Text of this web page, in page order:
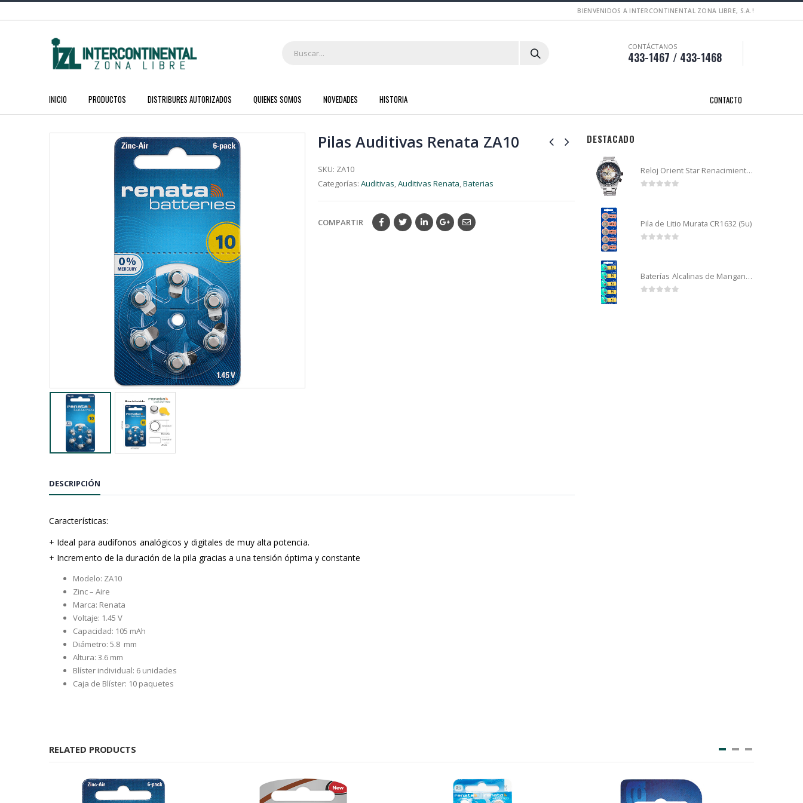
BIENVENIDOS A INTERCONTINENTAL ZONA LIBRE, S.A.!
CONTÁCTANOS
433-1467 / 433-1468
INICIO PRODUCTOS DISTRIBURES AUTORIZADOS QUIENES SOMOS NOVEDADES HISTORIA CONTACTO
Pilas Auditivas Renata ZA10
SKU: ZA10
Categorías: Auditivas,Auditivas Renata,Baterias
COMPARTIR
DESCRIPCIÓN
Características:
+ Ideal para audífonos analógicos y digitales de muy alta potencia.
+ Incremento de la duración de la pila gracias a una tensión óptima y constante
Modelo: ZA10
Zinc – Aire
Marca: Renata
Voltaje: 1.45 V
Capacidad: 105 mAh
Diámetro: 5.8 mm
Altura: 3.6 mm
Blíster individual: 6 unidades
Caja de Blíster: 10 paquetes
DESTACADO
Reloj Orient Star Renacimiento mecánico - Retro Future Guitar - RA-AR0303G
Pila de Litio Murata CR1632 (5u)
Baterías Alcalinas de Manganeso Murata 192 (5u)
RELATED PRODUCTS